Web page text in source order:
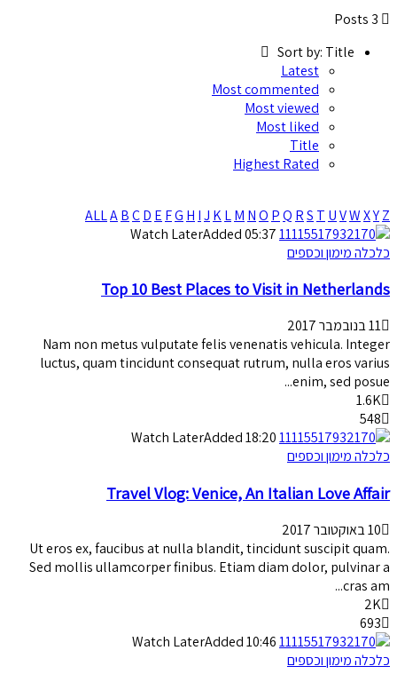
3 Posts
Sort by: Title
Latest
Most commented
Most viewed
Most liked
Title
Highest Rated
ALLABCD E FG H IJ KLM NO PQ RS T UVWXYZ
Watch LaterAdded05:37
כלכלה מימון וכספים
Top 10 Best Places to Visit in Netherlands
11 בנובמבר 2017
Nam non metus vulputate felis venenatis vehicula. Integer
luctus, quam tincidunt consequat rutrum, nulla eros varius
enim, sed posue...
1.6K
548
Watch LaterAdded18:20
כלכלה מימון וכספים
Travel Vlog: Venice, An Italian Love Affair
10 באוקטובר 2017
Ut eros ex, faucibus at nulla blandit, tincidunt suscipit quam.
Sed mollis ullamcorper finibus. Etiam diam dolor, pulvinar a
cras am...
2K
693
Watch LaterAdded10:46
כלכלה מימון וכספים